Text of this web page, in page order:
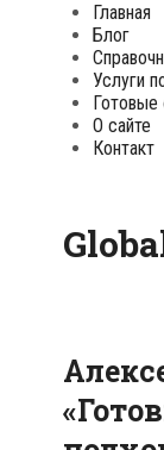
Главная
Блог
Услуги
О сайте
Контакт